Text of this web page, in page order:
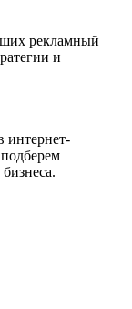
рекламный
и
интернет-